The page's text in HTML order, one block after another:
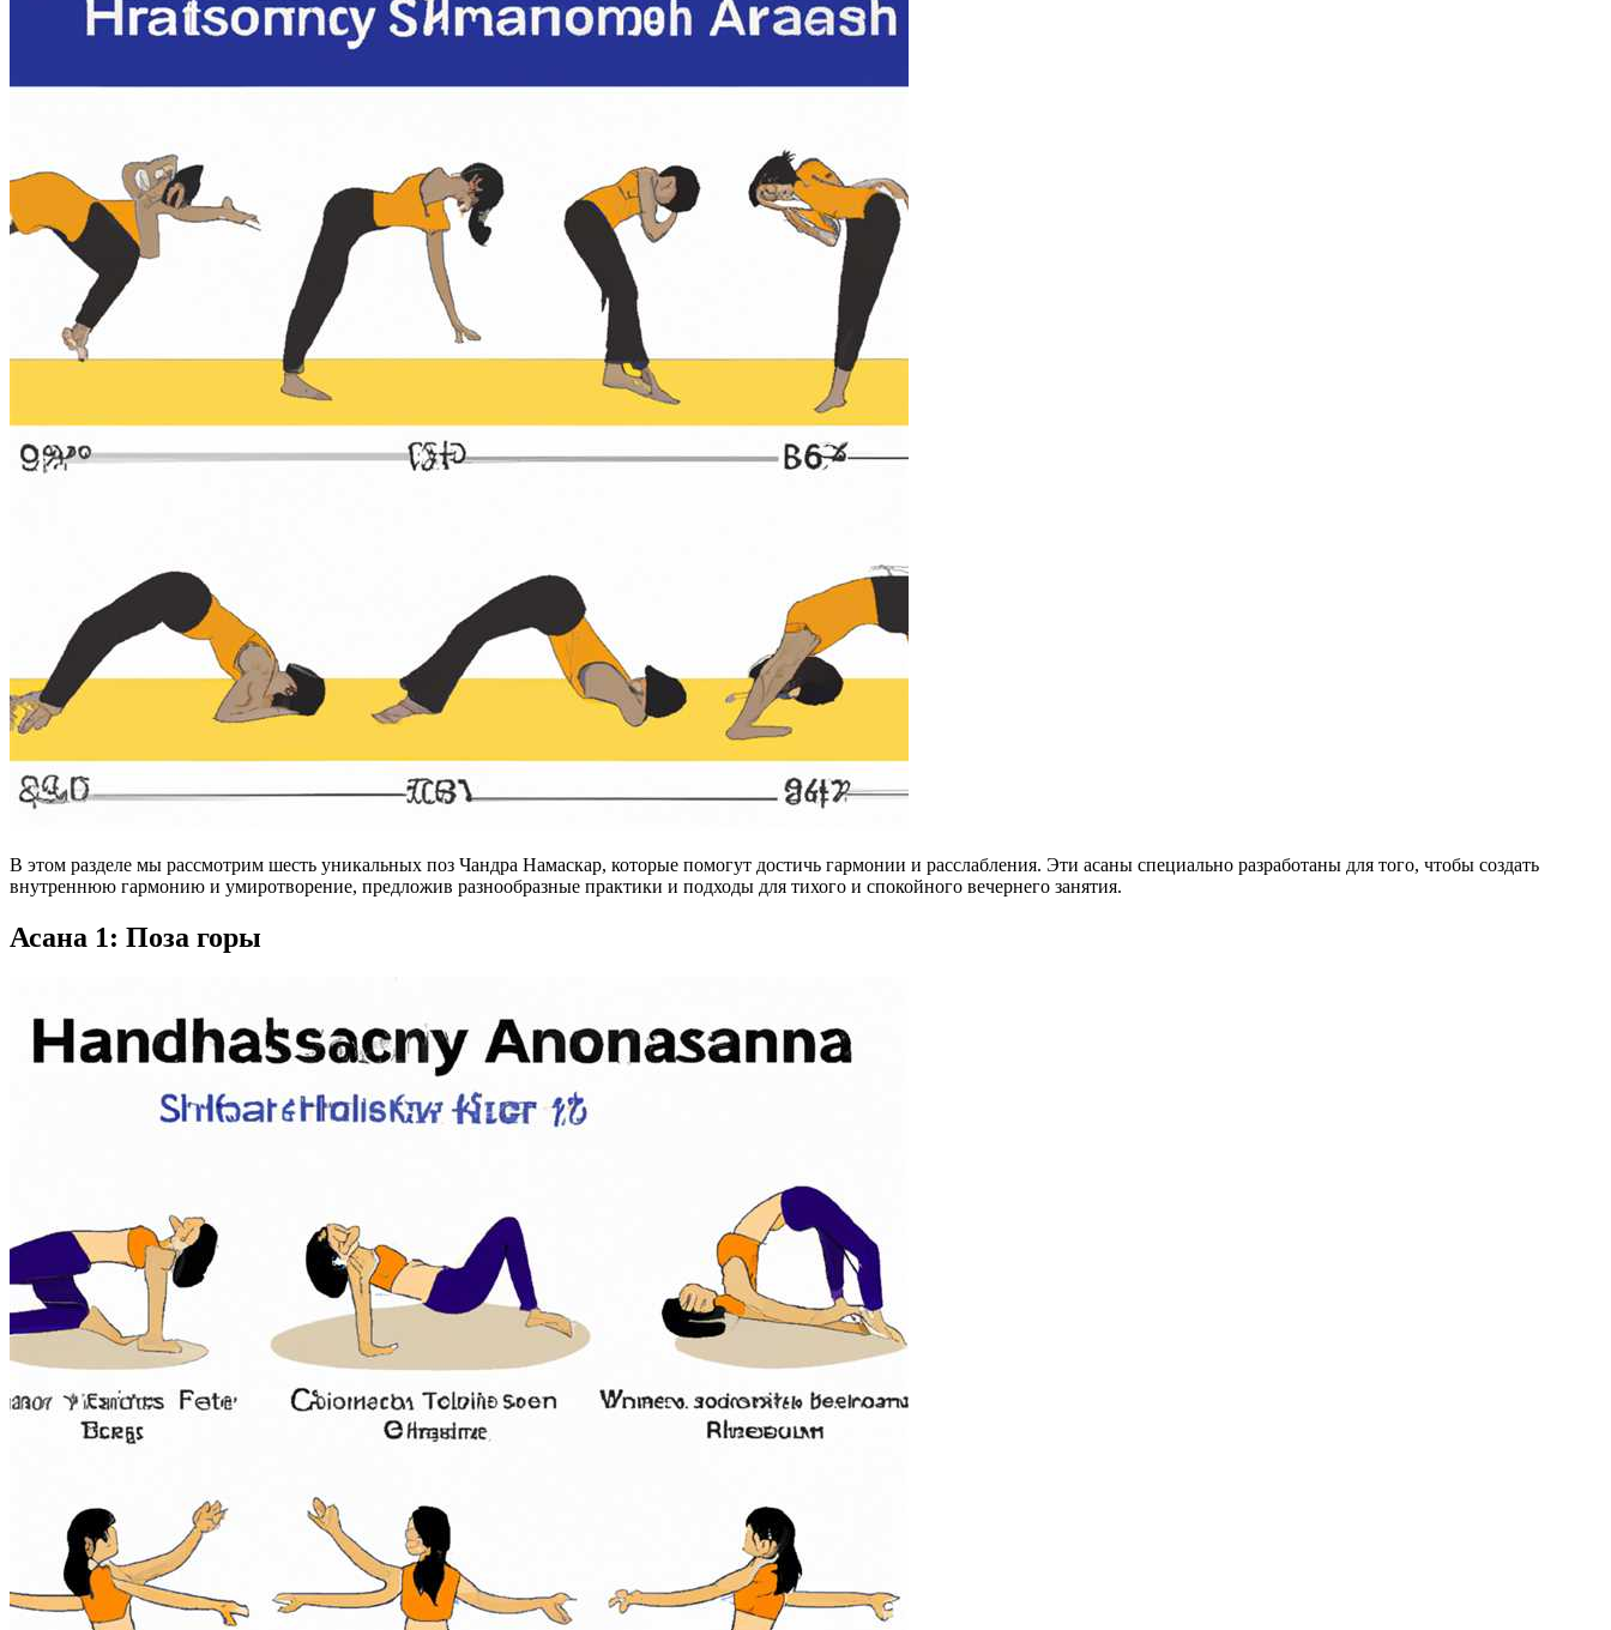
В этом разделе мы рассмотрим шесть уникальных поз Чандра Намаскар, которые помогут достичь гармонии и расслабления. Эти асаны специально разработаны для того, чтобы создать
внутреннюю гармонию и умиротворение, предложив разнообразные практики и подходы для тихого и спокойного вечернего занятия.
Асана 1: Поза горы